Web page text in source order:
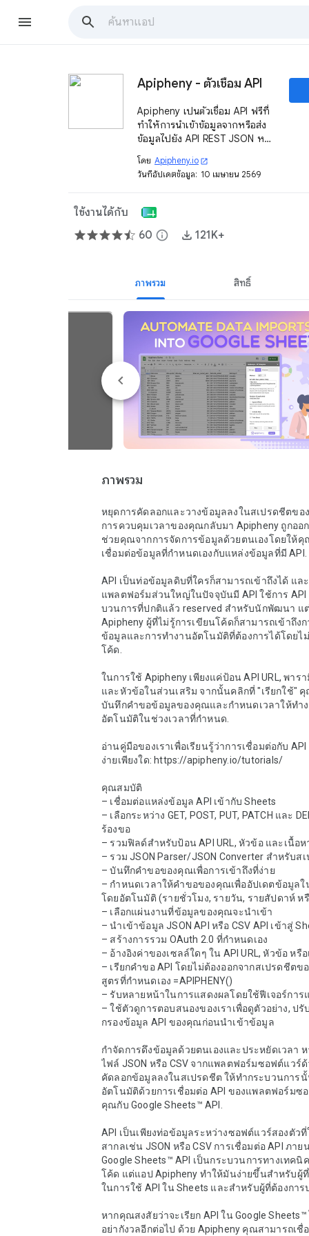
Apipheny - ตัวเชื่อม API
Apipheny เป็นตัวเชื่อม API ฟรีที่
ทำให้การนำเข้าข้อมูลจากหรือส่ง
ข้อมูลไปยัง API REST JSON หรือ
CSV ใดๆ ได้ง่ายจาก Google
Sheets™.
โดย Apipheny.io open_in_new
วันที่อัปเดตข้อมูล: 10 เมษายน 2569
ใช้งานได้กับ
60 info 121K+
ภาพรวม สิทธิ์
ภาพรวม
หยุดการคัดลอกและวางข้อมูลลงในสเปรดชีตข
การควบคุมเวลาของคุณกลับมา Apipheny ถูกออ
ช่วยคุณจากการจัดการข้อมูลด้วยตนเองโดยให้คุ
เชื่อมต่อข้อมูลที่กำหนดเองกับแหล่งข้อมูลที่มี API.
API เป็นท่อข้อมูลดิบที่ใครก็สามารถเข้าถึงได้ แล
แพลตฟอร์มส่วนใหญ่ในปัจจุบันมี API ใช้การ API
บวนการที่ปกติแล้ว reserved สำหรับนักพัฒนา
Apipheny ผู้ที่ไม่รู้การเขียนโค้ดก็สามารถเข้าถึง
ข้อมูลและการทำงานอัตโนมัติที่ต้องการได้โดยไ
โค้ด.
ในการใช้ Apipheny เพียงแค่ป้อน API URL, พาร
และหัวข้อในส่วนเสริม จากนั้นคลิกที่ "เรียกใช้"
บันทึกคำขอข้อมูลของคุณและกำหนดเวลาให้ทำ
อัตโนมัติในช่วงเวลาที่กำหนด.
อ่านคู่มือของเราเพื่อเรียนรู้ว่าการเชื่อมต่อกับ
ง่ายเพียงใด: https://apipheny.io/tutorials/
คุณสมบัติ
– เชื่อมต่อแหล่งข้อมูล API เข้ากับ Sheets
– เลือกระหว่าง GET, POST, PUT, PATCH และ
ร้องขอ
– รวมฟิลด์สำหรับป้อน API URL, หัวข้อ และเนื้อห
– รวม JSON Parser/JSON Converter สำหรับส
– บันทึกคำขอของคุณเพื่อการเข้าถึงที่ง่าย
– กำหนดเวลาให้คำขอของคุณเพื่ออัปเดตข้อมูล
โดยอัตโนมัติ (รายชั่วโมง, รายวัน, รายสัปดาห์ ห
– เลือกแผ่นงานที่ข้อมูลของคุณจะนำเข้า
– นำเข้าข้อมูล JSON API หรือ CSV API เข้าสู่
– สร้างการรวม OAuth 2.0 ที่กำหนดเอง
– อ้างอิงค่าของเซลล์ใดๆ ใน API URL, หัวข้อ หรื
– เรียกคำขอ API โดยไม่ต้องออกจากสเปรดชีต
สูตรที่กำหนดเอง =APIPHENY()
– รับหลายหน้าในการแสดงผลโดยใช้ฟีเจอร์การ
– ใช้ตัวดูการตอบสนองของเราเพื่อดูตัวอย่าง, ปรั
กรองข้อมูล API ของคุณก่อนนำเข้าข้อมูล
กำจัดการดึงข้อมูลด้วยตนเองและประหยัดเวลา
ไฟล์ JSON หรือ CSV จากแพลตฟอร์มซอฟต์แวร์
คัดลอกข้อมูลลงในสเปรดชีต ให้ทำกระบวนการ
อัตโนมัติด้วยการเชื่อมต่อ API ของแพลตฟอร์มซ
คุณกับ Google Sheets™ API.
API เป็นเพียงท่อข้อมูลระหว่างซอฟต์แวร์สองตัว
สากลเช่น JSON หรือ CSV การเชื่อมต่อ API ภาย
Google Sheets™ API เป็นกระบวนการทางเทคนิ
โค้ด แต่แอป Apipheny ทำให้มันง่ายขึ้นสำหรับผู้
ในการใช้ API ใน Sheets และสำหรับผู้ที่ต้องการ
หากคุณสงสัยว่าจะเรียก API ใน Google Sheets™
อย่ากังวลอีกต่อไป ด้วย Apipheny คุณสามารถเ